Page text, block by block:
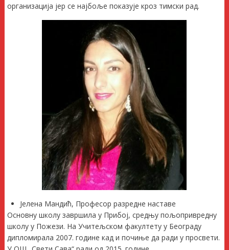
организација јер се најбоље показује кроз тимски рад.
Јелена Мандић, Професор разредне наставе
Основну школу завршила у Прибој, средњу пољопривредну
школу у Пожези. На Учитељском факултету у Београду
дипломирала 2007. године кад и почиње да ради у просвети.